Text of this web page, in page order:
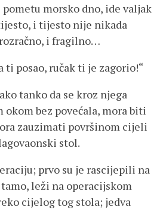
morsko dno, ide valjak
i tijesto nije nikada
i fragilno…
ti posao, ručak ti je zagorio!“
tanko da se kroz njega
bez povećala, mora biti
zauzimati površinom cijeli
stol.
prvo su je rascijepili na
tamo, leži na operacijskom
cijelog tog stola; jedva